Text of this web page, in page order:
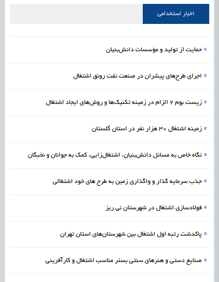
اشتغال و کارآفرینی
اخبار استخدامی
» حمایت از تولید و مؤسسات دانش‌بنیان
» اجرای طرح‌های پیشران در صنعت نفت رونق اشتغال
» زیست‌ بوم ۲ الزام در زمینه تکنیک‌ها و روش‌های ایجاد اشتغال
» زمینه اشتغال ۳۰ هزار نفر در استان گلستان
» نگاه خاص به مسائل دانش‌بنیان، اشتغال‌زایی، کمک به جوانان و نخبگان
» جذب سرمایه گذار و واگذاری زمین به طرح های خود اشتغالی
» فولادسازی اشتغال در شهرستان نی ریز
» پاکدشت رتبه اول اشتغال بین شهرستان‌های استان تهران
» صنایع‌ دستی و هنرهای سنتی بستر مناسب اشتغال و کارآفرینی